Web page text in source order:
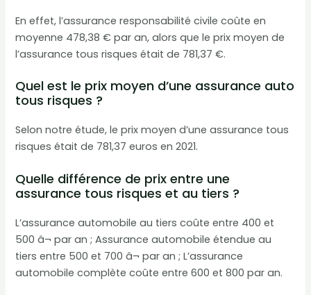
En effet, l’assurance responsabilité civile coûte en
moyenne 478,38 € par an, alors que le prix moyen de
l’assurance tous risques était de 781,37 €.
Quel est le prix moyen d’une assurance auto
tous risques ?
Selon notre étude, le prix moyen d’une assurance tous
risques était de 781,37 euros en 2021.
Quelle différence de prix entre une
assurance tous risques et au tiers ?
L’assurance automobile au tiers coûte entre 400 et
500 â¬ par an ; Assurance automobile étendue au
tiers entre 500 et 700 â¬ par an ; L’assurance
automobile complète coûte entre 600 et 800 par an.